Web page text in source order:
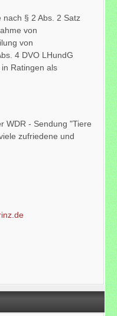
§ 2 Abs. 2 Satz
von
von
4 DVO LHundG
Ratingen als
WDR - Sendung "Tiere
zufriedene und